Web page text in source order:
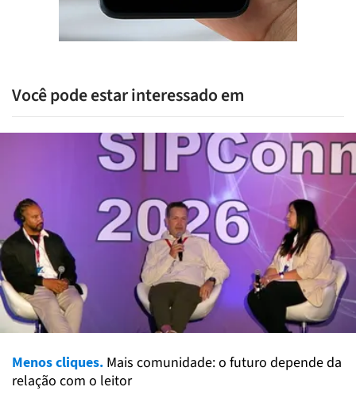
Você pode estar interessado em
Menos cliques. Mais comunidade: o futuro depende da
relação com o leitor